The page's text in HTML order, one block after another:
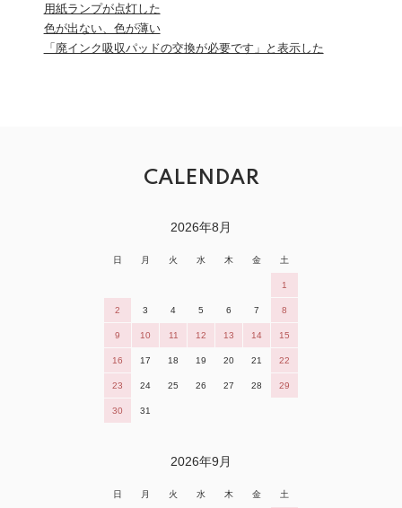
用紙ランプが点灯した
色が出ない、色が薄い
「廃インク吸収パッドの交換が必要です」と表示した
CALENDAR
2026年8月
日 月 火 水 木 金 土
1
2 3 4 5 6 7 8
9 10 11 12 13 14 15
16 17 18 19 20 21 22
23 24 25 26 27 28 29
30 31
2026年9月
日 月 火 水 木 金 土